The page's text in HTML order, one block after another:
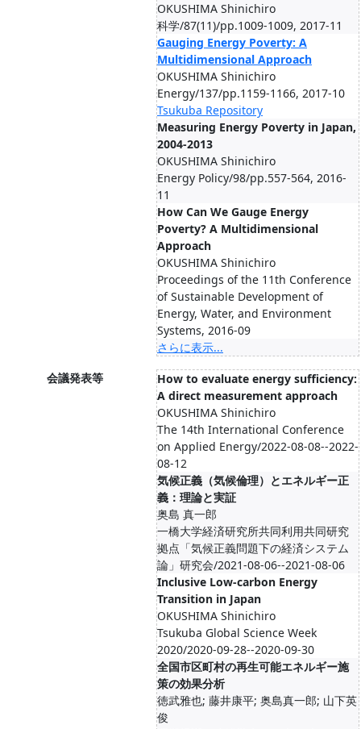
OKUSHIMA Shinichiro
科学/87(11)/pp.1009-1009, 2017-11
Gauging Energy Poverty: A
Multidimensional Approach
OKUSHIMA Shinichiro
Energy/137/pp.1159-1166, 2017-10
Tsukuba Repository
Measuring Energy Poverty in Japan,
2004-2013
OKUSHIMA Shinichiro
Energy Policy/98/pp.557-564, 2016-
11
How Can We Gauge Energy
Poverty? A Multidimensional
Approach
OKUSHIMA Shinichiro
Proceedings of the 11th Conference
of Sustainable Development of
Energy, Water, and Environment
Systems, 2016-09
さらに表示...
会議発表等
How to evaluate energy sufficiency:
A direct measurement approach
OKUSHIMA Shinichiro
The 14th International Conference
on Applied Energy/2022-08-08--2022-
08-12
気候正義（気候倫理）とエネルギー正
義：理論と実証
奥島 真一郎
一橋大学経済研究所共同利用共同研究
拠点「気候正義問題下の経済システム
論」研究会/2021-08-06--2021-08-06
Inclusive Low-carbon Energy
Transition in Japan
OKUSHIMA Shinichiro
Tsukuba Global Science Week
2020/2020-09-28--2020-09-30
全国市区町村の再生可能エネルギー施
策の効果分析
徳武雅也; 藤井康平; 奥島真一郎; 山下英
俊